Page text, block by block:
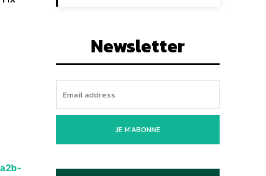
Newsletter
JE M'ABONNE